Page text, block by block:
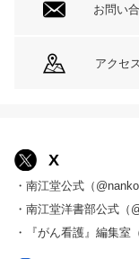
お問い
アクセス
X
・南江堂公式（
・南江堂洋書部公式（
・『がん看護』編集室